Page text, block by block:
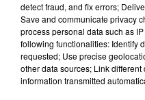
detect fraud, and fix errors;
Save and communicate privacy
process personal data such as
following functionalities: Identify
requested; Use precise
other data sources; Link
information transmitted